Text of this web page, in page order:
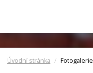
Úvodní stránka Fotogalerie